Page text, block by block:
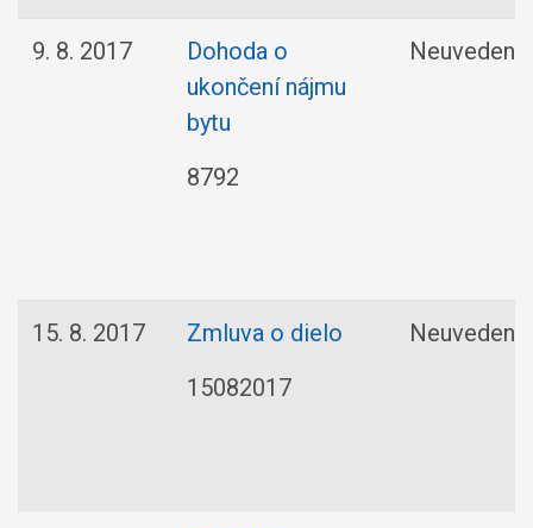
9. 8. 2017
Dohoda o
ukončení nájmu
bytu
8792
Neuvedené
15. 8. 2017
Zmluva o dielo
15082017
Neuvedené